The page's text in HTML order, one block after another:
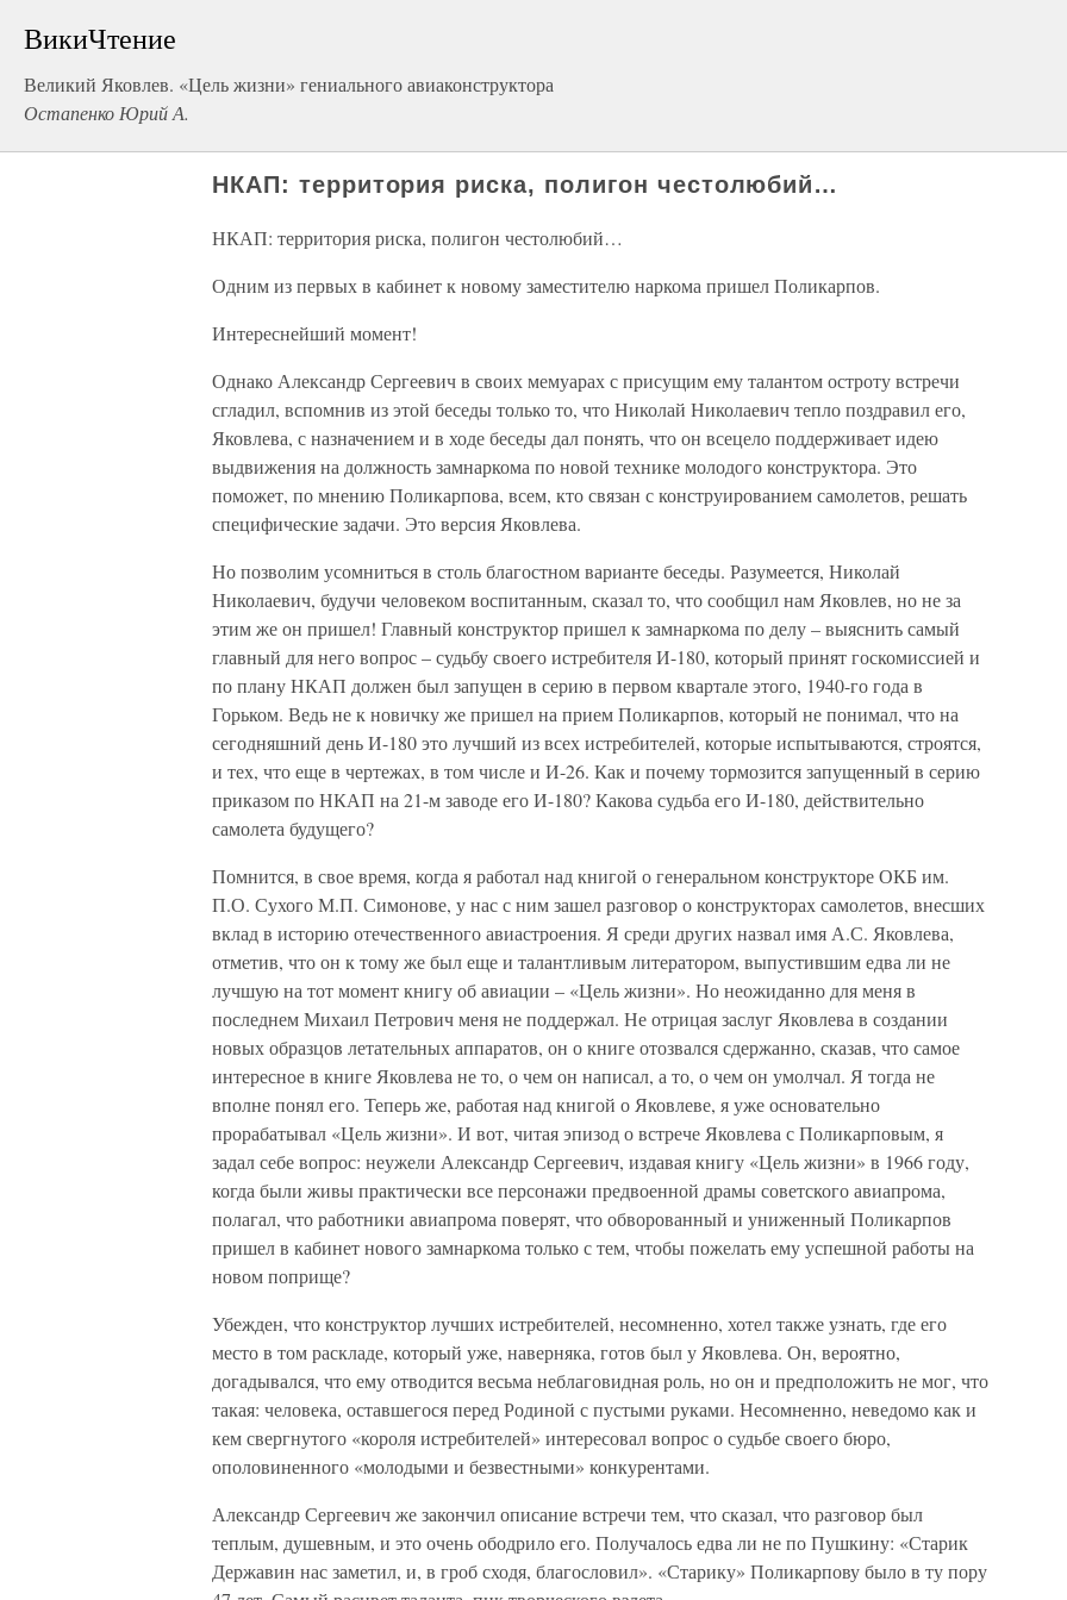
ВикиЧтение
Великий Яковлев. «Цель жизни» гениального авиаконструктора
Остапенко Юрий А.
НКАП: территория риска, полигон честолюбий…
НКАП: территория риска, полигон честолюбий…
Одним из первых в кабинет к новому заместителю наркома пришел Поликарпов.
Интереснейший момент!
Однако Александр Сергеевич в своих мемуарах с присущим ему талантом остроту встречи
сгладил, вспомнив из этой беседы только то, что Николай Николаевич тепло поздравил его,
Яковлева, с назначением и в ходе беседы дал понять, что он всецело поддерживает идею
выдвижения на должность замнаркома по новой технике молодого конструктора. Это
поможет, по мнению Поликарпова, всем, кто связан с конструированием самолетов, решать
специфические задачи. Это версия Яковлева.
Но позволим усомниться в столь благостном варианте беседы. Разумеется, Николай
Николаевич, будучи человеком воспитанным, сказал то, что сообщил нам Яковлев, но не за
этим же он пришел! Главный конструктор пришел к замнаркома по делу – выяснить самый
главный для него вопрос – судьбу своего истребителя И-180, который принят госкомиссией и
по плану НКАП должен был запущен в серию в первом квартале этого, 1940-го года в
Горьком. Ведь не к новичку же пришел на прием Поликарпов, который не понимал, что на
сегодняшний день И-180 это лучший из всех истребителей, которые испытываются, строятся,
и тех, что еще в чертежах, в том числе и И-26. Как и почему тормозится запущенный в серию
приказом по НКАП на 21-м заводе его И-180? Какова судьба его И-180, действительно
самолета будущего?
Помнится, в свое время, когда я работал над книгой о генеральном конструкторе ОКБ им.
П.О. Сухого М.П. Симонове, у нас с ним зашел разговор о конструкторах самолетов, внесших
вклад в историю отечественного авиастроения. Я среди других назвал имя А.С. Яковлева,
отметив, что он к тому же был еще и талантливым литератором, выпустившим едва ли не
лучшую на тот момент книгу об авиации – «Цель жизни». Но неожиданно для меня в
последнем Михаил Петрович меня не поддержал. Не отрицая заслуг Яковлева в создании
новых образцов летательных аппаратов, он о книге отозвался сдержанно, сказав, что самое
интересное в книге Яковлева не то, о чем он написал, а то, о чем он умолчал. Я тогда не
вполне понял его. Теперь же, работая над книгой о Яковлеве, я уже основательно
прорабатывал «Цель жизни». И вот, читая эпизод о встрече Яковлева с Поликарповым, я
задал себе вопрос: неужели Александр Сергеевич, издавая книгу «Цель жизни» в 1966 году,
когда были живы практически все персонажи предвоенной драмы советского авиапрома,
полагал, что работники авиапрома поверят, что обворованный и униженный Поликарпов
пришел в кабинет нового замнаркома только с тем, чтобы пожелать ему успешной работы на
новом поприще?
Убежден, что конструктор лучших истребителей, несомненно, хотел также узнать, где его
место в том раскладе, который уже, наверняка, готов был у Яковлева. Он, вероятно,
догадывался, что ему отводится весьма неблаговидная роль, но он и предположить не мог, что
такая: человека, оставшегося перед Родиной с пустыми руками. Несомненно, неведомо как и
кем свергнутого «короля истребителей» интересовал вопрос о судьбе своего бюро,
ополовиненного «молодыми и безвестными» конкурентами.
Александр Сергеевич же закончил описание встречи тем, что сказал, что разговор был
теплым, душевным, и это очень ободрило его. Получалось едва ли не по Пушкину: «Старик
Державин нас заметил, и, в гроб сходя, благословил». «Старику» Поликарпову было в ту пору